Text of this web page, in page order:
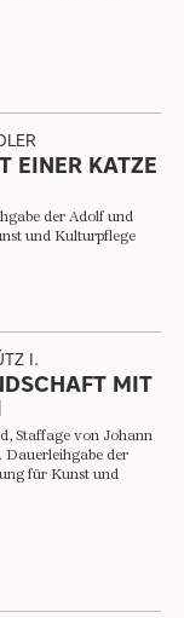
EINER KATZE
der Adolf und
und Kulturpflege
I.
MIT
Staffage von Johann
Dauerleihgabe der
für Kunst und